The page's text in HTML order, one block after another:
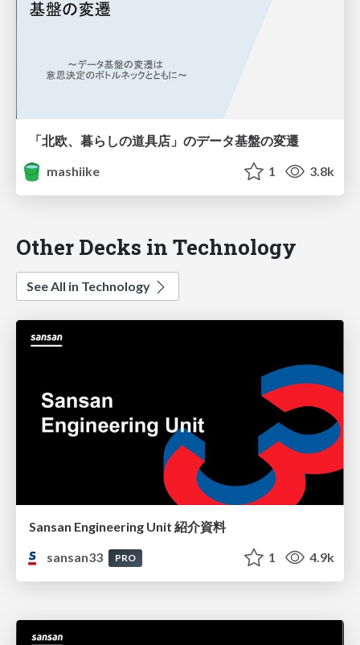
「北欧、暮らしの道具店」のデータ基盤の変遷
mashiike
1 3.8k
Other Decks in Technology
See All in Technology
Sansan Engineering Unit 紹介資料
sansan33
PRO 1 4.9k